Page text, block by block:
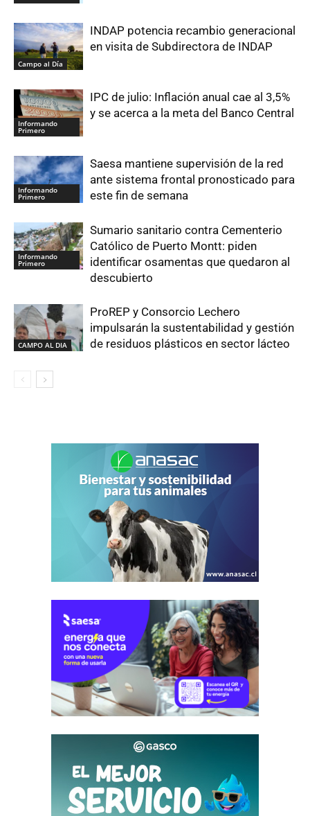
Campo al Día
INDAP potencia recambio generacional
en visita de Subdirectora de INDAP
Informando
Primero
IPC de julio: Inflación anual cae al 3,5%
y se acerca a la meta del Banco Central
Informando
Primero
Saesa mantiene supervisión de la red
ante sistema frontal pronosticado para
este fin de semana
Informando
Primero
Sumario sanitario contra Cementerio
Católico de Puerto Montt: piden
identificar osamentas que quedaron al
descubierto
CAMPO AL DIA
ProREP y Consorcio Lechero
impulsarán la sustentabilidad y gestión
de residuos plásticos en sector lácteo